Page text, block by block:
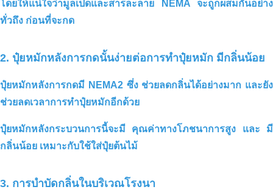
โดยให้แน่ใจว่ามูลเป็ดและสารละลาย NEMA จะถูกผสมกันอย่าง
ทั่วถึง ก่อนที่จะกด
2. ปุ๋ยหมักหลังการกดนั้นง่ายต่อการทำปุ๋ยหมัก มีกลิ่นน้อย
ปุ๋ยหมักหลังการกดมี NEMA2 ซึ่ง ช่วยลดกลิ่นได้อย่างมาก และยัง
ช่วยลดเวลาการทำปุ๋ยหมักอีกด้วย
ปุ๋ยหมักหลังกระบวนการนี้จะมี คุณค่าทางโภชนาการสูง และ มี
กลิ่นน้อย เหมาะกับใช้ใส่ปุ๋ยต้นไม้
3. การบำบัดกลิ่นในบริเวณโรงนา
การบำบัดสิ่งแวดล้อมของถังเก็บน้ำเสีย –
โรงงานแปรรูปอาหาร เบ็นลุค – ลองอัน
กระบวนการปรับปรุงและรักษาค่า pH